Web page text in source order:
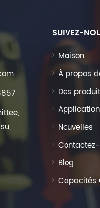
SUIVEZ-
Maison
À propos
Des
Application
Nouvelles
Blog
Capacités